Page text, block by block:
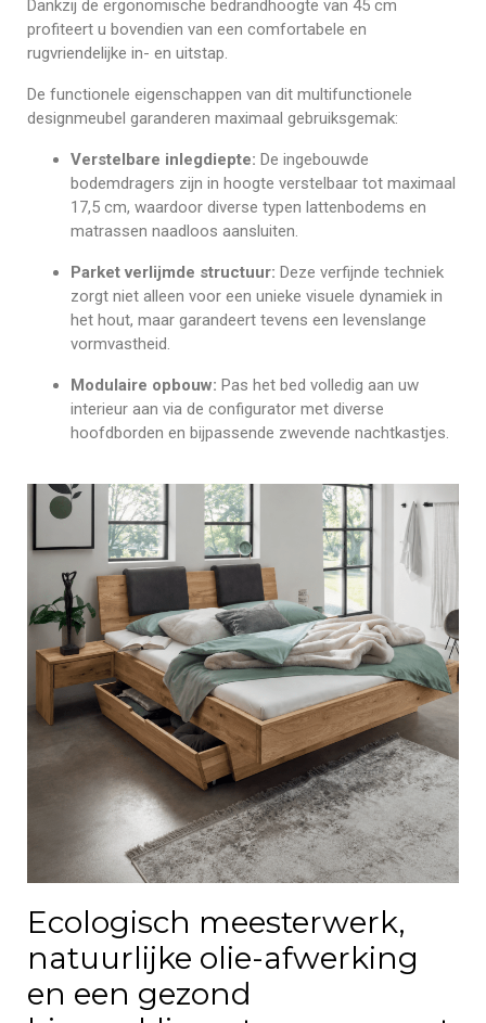
Dankzij de ergonomische bedrandhoogte van 45 cm
profiteert u bovendien van een comfortabele en
rugvriendelijke in- en uitstap.
De functionele eigenschappen van dit multifunctionele
designmeubel garanderen maximaal gebruiksgemak:
Verstelbare inlegdiepte: De ingebouwde
bodemdragers zijn in hoogte verstelbaar tot maximaal
17,5 cm, waardoor diverse typen lattenbodems en
matrassen naadloos aansluiten.
Parket verlijmde structuur: Deze verfijnde techniek
zorgt niet alleen voor een unieke visuele dynamiek in
het hout, maar garandeert tevens een levenslange
vormvastheid.
Modulaire opbouw: Pas het bed volledig aan uw
interieur aan via de configurator met diverse
hoofdborden en bijpassende zwevende nachtkastjes.
Ecologisch meesterwerk,
natuurlijke olie-afwerking
en een gezond